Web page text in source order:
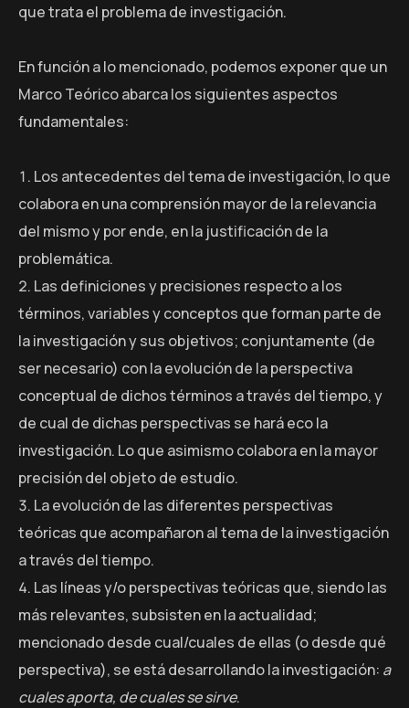
que trata el problema de investigación.
En función a lo mencionado, podemos exponer que un
Marco Teórico abarca los siguientes aspectos
fundamentales:
Los antecedentes del tema de investigación, lo que
colabora en una comprensión mayor de la relevancia
del mismo y por ende, en la justificación de la
problemática.
Las definiciones y precisiones respecto a los
términos, variables y conceptos que forman parte de
la investigación y sus objetivos; conjuntamente (de
ser necesario) con la evolución de la perspectiva
conceptual de dichos términos a través del tiempo, y
de cual de dichas perspectivas se hará eco la
investigación. Lo que asimismo colabora en la mayor
precisión del objeto de estudio.
La evolución de las diferentes perspectivas
teóricas que acompañaron al tema de la investigación
a través del tiempo.
Las líneas y/o perspectivas teóricas que, siendo las
más relevantes, subsisten en la actualidad;
mencionado desde cual/cuales de ellas (o desde qué
perspectiva), se está desarrollando la investigación: a
cuales aporta, de cuales se sirve.